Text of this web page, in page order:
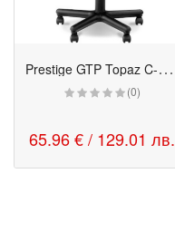
P
restige GTP Topaz C-U черен
(0)
65.96 € / 129.01 лв.